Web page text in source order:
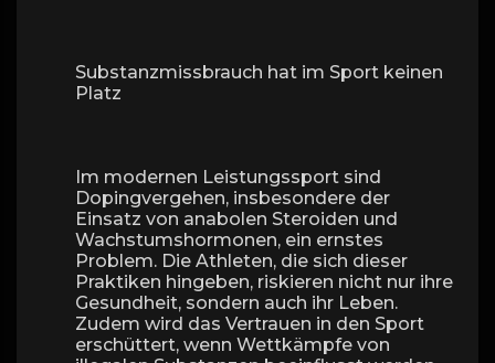
Substanzmissbrauch hat im Sport keinen
Platz
Im modernen Leistungssport sind
Dopingvergehen, insbesondere der
Einsatz von anabolen Steroiden und
Wachstumshormonen, ein ernstes
Problem. Die Athleten, die sich dieser
Praktiken hingeben, riskieren nicht nur ihre
Gesundheit, sondern auch ihr Leben.
Zudem wird das Vertrauen in den Sport
erschüttert, wenn Wettkämpfe von